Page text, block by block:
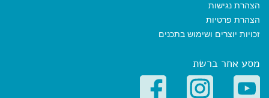
הצהרת נגישות
הצהרת פרטיות
זכויות יוצרים ושימוש בתכנים
מסע אחר ברשת